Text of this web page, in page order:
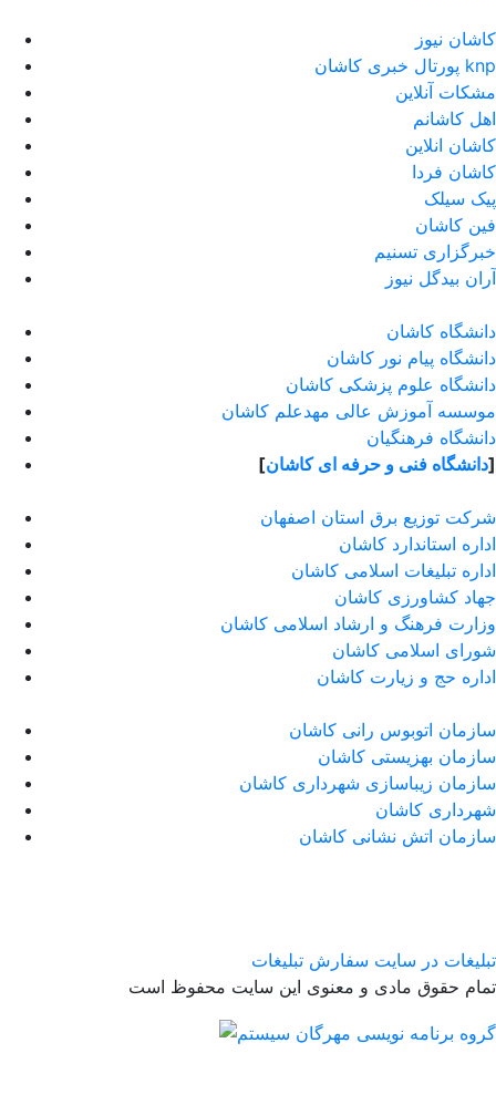
کاشان نیوز
پورتال خبری كاشان knp
مشکات آنلاین
اهل کاشانم
کاشان انلاین
کاشان فردا
پیک سیلک
فین کاشان
خبرگزاری تسنیم
آران بیدگل نیوز
دانشگاه کاشان
دانشگاه پیام نور کاشان
دانشگاه علوم پزشکی کاشان
موسسه آموزش عالی مهدعلم کاشان
دانشگاه فرهنگیان
[دانشگاه فنی و حرفه ای کاشان]
شرکت توزیع برق استان اصفهان
اداره استاندارد كاشان
اداره تبلیغات اسلامی کاشان
جهاد کشاورزی کاشان
وزارت فرهنگ و ارشاد اسلامی کاشان
شورای اسلامی کاشان
اداره حج و زیارت کاشان
سازمان اتوبوس رانی کاشان
سازمان بهزیستی کاشان
سازمان زیباسازی شهرداری کاشان
شهرداری کاشان
سازمان اتش نشانی کاشان
تبلیغات در سایت سفارش تبلیغات
تمام حقوق مادی و معنوی این سایت محفوظ است